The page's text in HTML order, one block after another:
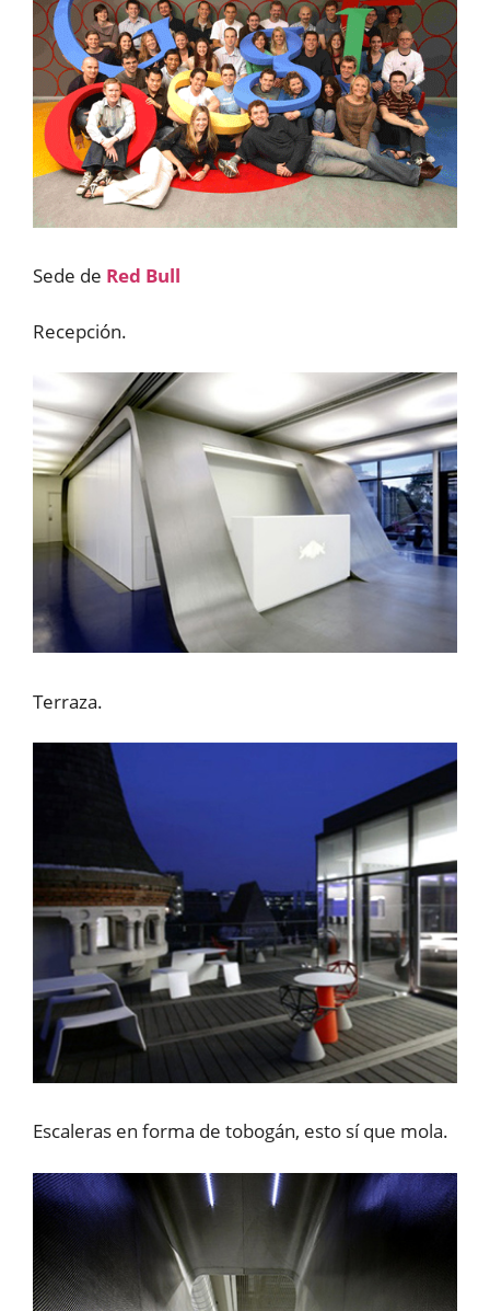
Sede de Red Bull
Recepción.
Terraza.
Escaleras en forma de tobogán, esto sí que mola.